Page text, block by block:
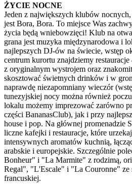
ŻYCIE NOCNE
Jeden z największych klubów
jest Bora, Bora. To miejsce Was
życia będą wniebowzięci! Klub na
grana jest muzyka międzynarodowa i
najlepszych DJ-ów na świecie, wstęp
centrum kurortu znajdziemy
z oryginalnym wystrojem oraz
skosztować świetnych drinków i w
naprawdę niezapomniany wieczór
tunezyjskiej nocy można również
lokalu możemy imprezować zarówno
części BananasClub), jak i przy
house i pop. Na głównej promenadzie
liczne kafejki i restauracje, które
intensywnych aromatów kuchnią,
arabskie i europejskie. Szczególnie
Bonheur" i "La Marmite" z rodzimą,
Regal", "L'Escale" i "La Couronne" ze
francuskiej.